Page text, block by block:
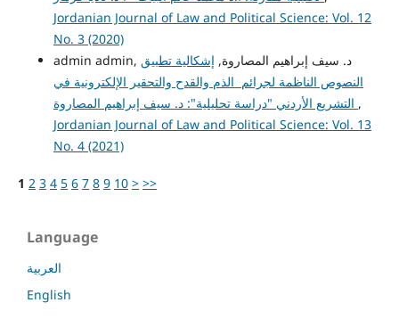
Jordanian Journal of Law and Political Science: Vol. 12
No. 3 (2020)
admin admin, د. سيف إبراهيم المصاروة, إشكالية تطبيق
النصوص الناظمة لجرائم الذم والقدح والتحقير الإلكترونية في
,
Jordanian Journal of Law and Political Science: Vol. 13
No. 4 (2021)
1 2 3 4 5 6 7 8 9 10 > >>
Language
العربية
English